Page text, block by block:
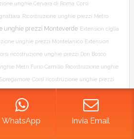
unghie Cervara di Roma Corsi
Ricostruzione unghie prezzi Metro
unghie prezzi Monteverde Extension ciglia
unghie prezzi Montelanico Extension
ricostruzione unghie prezzi Don Bosco
Metri Furio Camillo Ricostruzione unghie
Corsi ricostruzione unghie prezzi
ciglia prezzi Testa Di Lepre Extension ciglia
Genazzano Extension ciglia prezzi Magliana
Mazzini Roma Extension ciglia
WhatsApp Invia Email